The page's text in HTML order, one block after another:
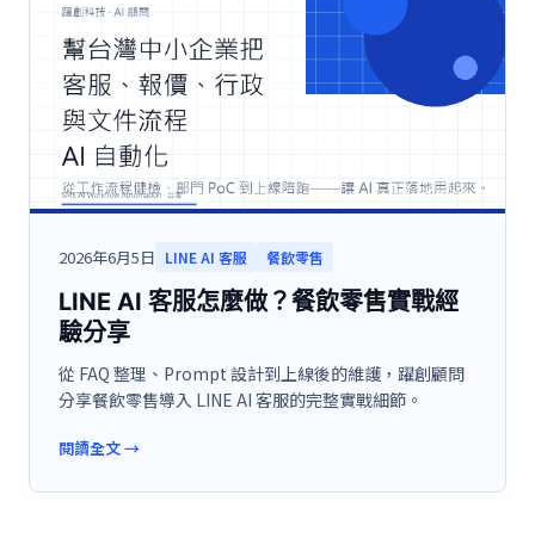
2026年6月5日 LINE AI 客服 餐飲零售
LINE AI 客服怎麼做？餐飲零售實戰經
驗分享
從 FAQ 整理、Prompt 設計到上線後的維護，躍創顧問
分享餐飲零售導入 LINE AI 客服的完整實戰細節。
閱讀全文→